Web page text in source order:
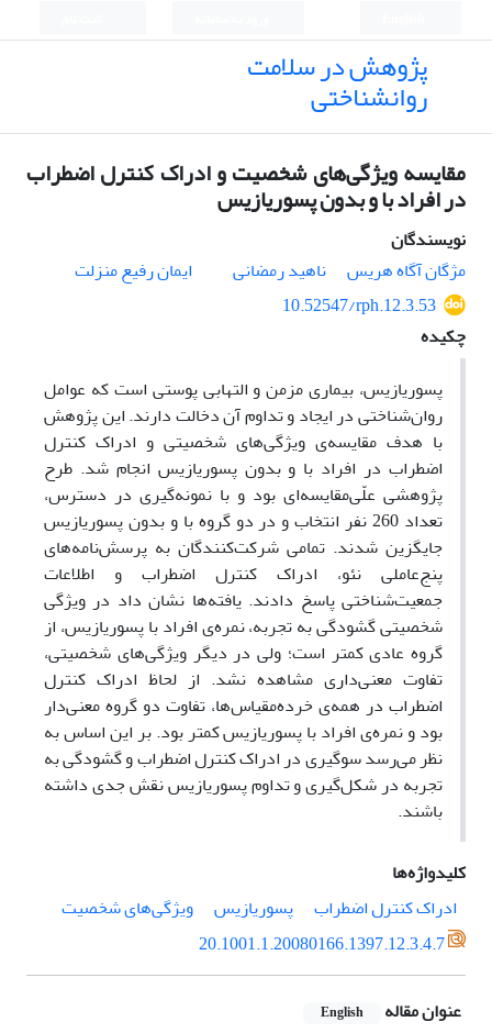
پژوهش در سلامت
روانشناختی
مقایسه ویژگی‌های شخصیت و ادراک کنترل اضطراب
در افراد با و بدون پسوریازیس
نویسندگان
مژگان آگاه هریس
ناهید رمضانی
ایمان رفیع منزلت
10.52547/rph.12.3.53
چکیده
پسوریازیس، بیماریمزمن و التهابیپوستی است که عوامل
روان‌شناختی در ایجاد و تداوم آن دخالت دارند.این پژوهش
با هدف مقایسه‌ی ویژگی‌های شخصیتی و ادراک کنترل
اضطراب در افراد با و بدون پسوریازیس انجام شد. طرح
پژوهشی علّی‌مقایسه‌ای بود و با نمونه‌گیری در دسترس،
تعداد 260 نفر انتخاب
و در دو گروهبا و بدون پسوریازیس
جایگزین شدند. تمامی شرکت‌کنندگان به پرسش‌نامه‌‌های
پنج‌عاملی نئو، ادراک کنترل اضطراب و اطلاعات
جمعیت‌شناختی پاسخ دادند. یافته‌ها نشان داد در ویژگی
شخصیتی گشودگی به تجربه، نمره‌ی افراد با پسوریازیس، از
گروه عادی کمتر است؛ ولی در دیگر ویژگی‌های شخصیتی،
تفاوت معنی‌داری مشاهده نشد. از لحاظ ادراک کنترل
اضطراب در همه‌ی خرده‌مقیاس‌ها، تفاوت دو گروه معنی‌دار
بود و نمره‌ی افراد با پسوریازیس کمتر بود. بر این اساس به
نظر می‌رسد سوگیری در ادراک کنترل اضطراب و گشودگی به
تجربه در شکل‌گیری و تداوم پسوریازیس نقش جدی داشته
باشند.
کلیدواژه‌ها
ادراک کنترل اضطراب
پسوریازیس
ویژگی‌های شخصیت
20.1001.1.20080166.1397.12.3.4.7
عنوان مقاله English